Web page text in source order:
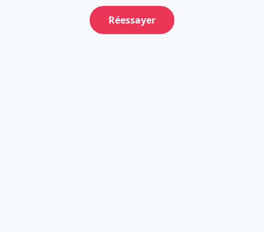
Réessayer